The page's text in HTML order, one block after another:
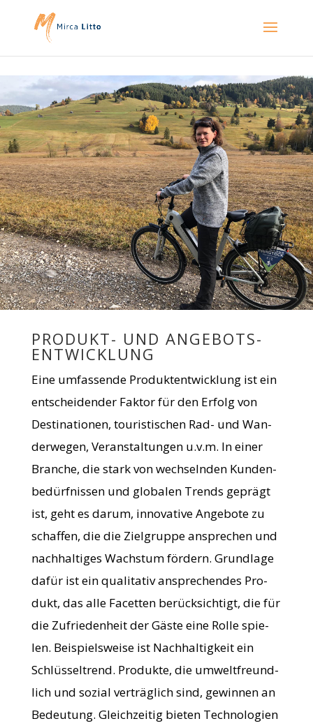
PRO­DUKT- UND ANGEBOTS­
ENTWICKLUNG
Eine umfas­sende Pro­dukt­ent­wick­lung ist ein
ent­schei­den­der Fak­tor für den Erfolg von
Desti­na­tio­nen, tou­ris­ti­schen Rad- und Wan­
der­we­gen, Ver­an­stal­tun­gen u.v.m. In einer
Bran­che, die stark von wech­seln­den Kun­den­
be­dürf­nis­sen und glo­ba­len Trends geprägt
ist, geht es darum, inno­va­tive Ange­bote zu
schaf­fen, die die Ziel­gruppe anspre­chen und
nach­hal­ti­ges Wachs­tum för­dern. Grund­lage
dafür ist ein qua­li­ta­tiv anspre­chen­des Pro­
dukt, das alle Facet­ten berück­sich­tigt, die für
die Zufrie­den­heit der Gäste eine Rolle spie­
len. Bei­spiels­weise ist Nach­hal­tig­keit ein
Schlüs­sel­trend. Pro­dukte, die umwelt­freund­
lich und sozial ver­träg­lich sind, gewin­nen an
Bedeu­tung. Gleich­zei­tig bie­ten Tech­no­lo­gien